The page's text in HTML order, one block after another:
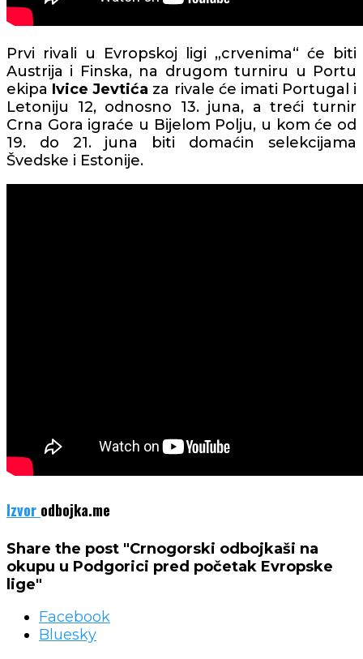
Prvi rivali u Evropskoj ligi „crvenima“ će biti
Austrija i Finska, na drugom turniru u Portu
ekipa Ivice Jevtića za rivale će imati Portugal i
Letoniju 12, odnosno 13. juna, a treći turnir
Crna Gora igraće u Bijelom Polju, u kom će od
19. do 21. juna biti domaćin selekcijama
Švedske i Estonije.
Izvor odbojka.me
Share the post "Crnogorski odbojkaši na
okupu u Podgorici pred početak Evropske
lige"
Facebook
Bluesky